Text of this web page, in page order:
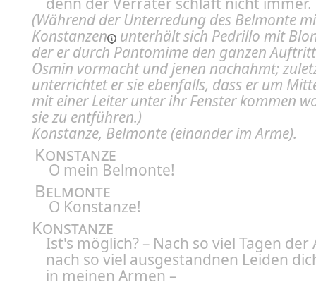
(Während der Unterredung des Belmonte
Konstanzen
unterhält sich Pedrillo mit
der er durch Pantomime den ganzen
Osmin vormacht und jenen nachahmt;
unterrichtet er sie ebenfalls, dass er um
mit einer Leiter unter ihr Fenster kommen
sie zu entführen.)
Konstanze, Belmonte (einander im Arme).
Konstanze
O mein Belmonte!
Belmonte
O Konstanze!
Konstanze
Ist's möglich? – Nach so viel Tagen der
nach so viel ausgestandnen Leiden
in meinen Armen –